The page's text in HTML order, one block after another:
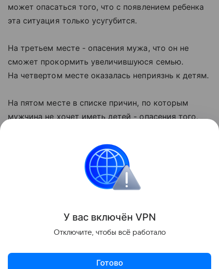
может опасаться того, что с появлением ребенка
эта ситуация только усугубится.
На третьем месте - опасения мужа, что он не
сможет прокормить увеличившуюся семью.
На четвертом месте оказалась неприязнь к детям.
На пятом месте в списке причин, по которым
мужчина не хочет иметь детей - опасения того,
на втором плане, в роли добытчика, а вся любовь
будет отныне доставаться не ему, а появившемуся
Поделиться
У вас включён VPN
Отключите, чтобы всё работало
Готово